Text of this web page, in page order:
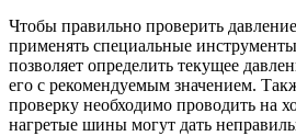
Чтобы правильно проверить
применять специальные
позволяет определить текущее
его с рекомендуемым значением.
проверку необходимо проводить на
нагретые шины могут дать